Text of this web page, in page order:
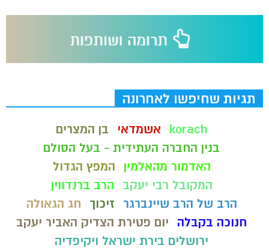
תגיות שחיפשו לאחרונה
korach אשמדאי
בן המצרים
בנין החברה העתידית - בעל הסולם
האדמור מהאלמין
המפץ הגדול
המקובל רבי יעקב
הרב ברנדווין
הרב של הרב שיינברגר
זיכוך
חג הגאולה
חנוכה בקבלה
יום פטירת הצדיק האביר יעקב
ירושלים בירת ישראל ויקיפדיה